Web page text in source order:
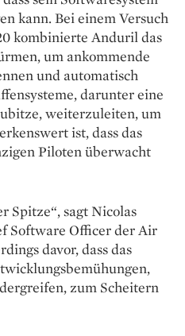
kann. Bei einem Versuch
kombinierte Anduril das
um ankommende
und automatisch
darunter eine
weiterzuleiten, um
ist, dass das
Piloten überwacht
Spitze“, sagt Nicolas
Software Officer der Air
davor, dass das
zum Scheitern